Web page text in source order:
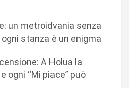
un metroidvania senza
stanza è un enigma
A Holua la
ogni “Mi piace” può